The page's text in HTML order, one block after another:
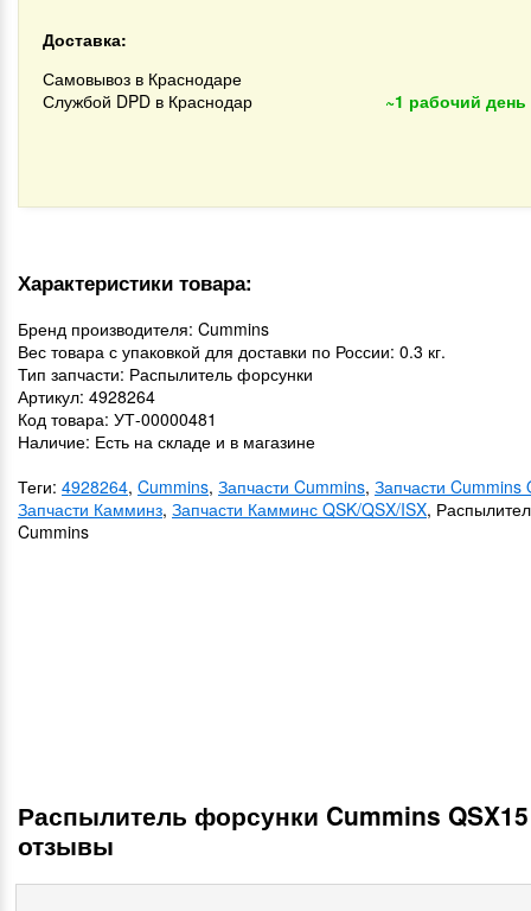
Доставка:
Самовывоз в Краснодаре
Службой DPD в Краснодар
~1 рабочий день
Характеристики товара:
Бренд производителя: Cummins
Вес товара с упаковкой для доставки по России: 0.3 кг.
Тип запчасти: Распылитель форсунки
Артикул: 4928264
Код товара: УТ-00000481
Наличие: Есть на складе и в магазине
Теги: 4928264, Cummins, Запчасти Cummins, Запчасти Cummins
Запчасти Камминз, Запчасти Камминс QSK/QSX/ISX,
Cummins
Распылитель форсунки Cummins
отзывы